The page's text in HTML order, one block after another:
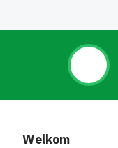
Welkom